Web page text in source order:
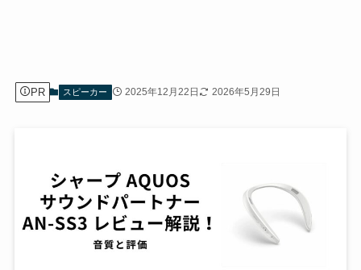
PR スピーカー 2025年12月22日 2026年5月29日